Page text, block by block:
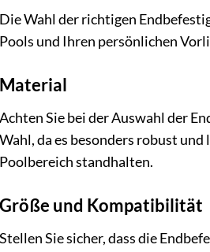
Die Wahl der richtigen
Pools und Ihren persönlichen
Material
Achten Sie bei der Auswahl der
Wahl, da es besonders robust
Poolbereich standhalten.
Größe und Kompatibilität
Stellen Sie sicher, dass die